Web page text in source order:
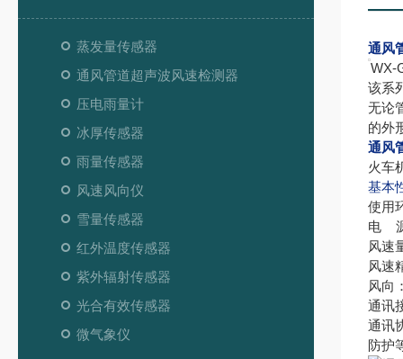
蒸发量传感器
通风管道超声波风速检测器
压电雨量计
冰厚传感器
雨量传感器
风速风向仪
雪量传感器
红外温度传感器
紫外辐射传感器
光合有效传感器
微气象仪
通风
WX-
该系
无论
的外
通风
火车
基本
使用
电
风速
风速
风向
通讯
通讯
防护